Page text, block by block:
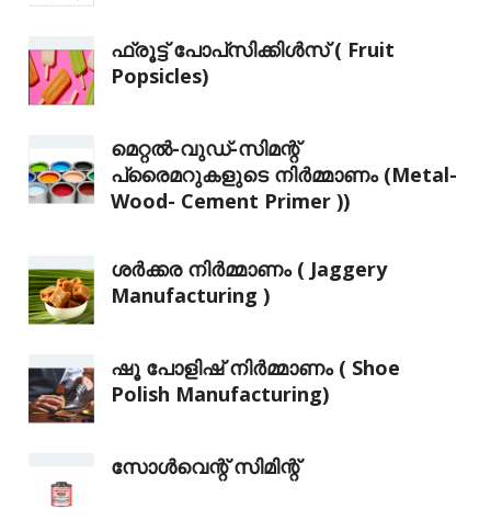
ഫ്രൂട്ട് പോപ്‌സിക്കിൾസ് ( Fruit
Popsicles)
മെറ്റൽ-വുഡ്-സിമന്റ്
പ്രൈമറുകളുടെ നിർമ്മാണം (Metal-
Wood- Cement Primer ))
ശർക്കര നിർമ്മാണം ( Jaggery
Manufacturing )
ഷൂ പോളിഷ് നിർമ്മാണം ( Shoe
Polish Manufacturing)
സോൾവെന്റ് സിമിന്റ്